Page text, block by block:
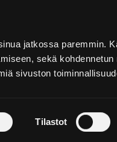
jatkossa paremmin.
sekä kohdennetun
sivuston
Tilastot